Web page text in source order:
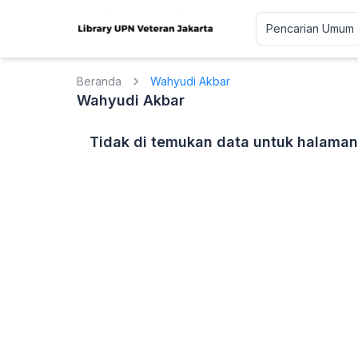
Beranda Wahyudi Akbar
Wahyudi Akbar
Tidak di temukan data untuk